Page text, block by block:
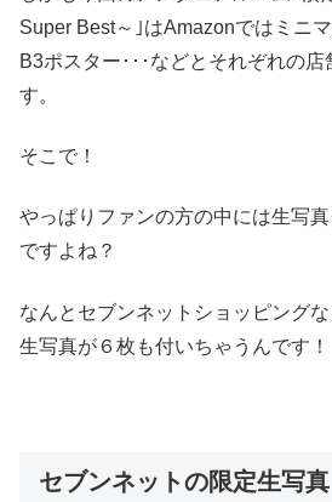
Super Best～｣はAmazonではミニ
B3ポスター･･･などとそれぞれの
す。
そこで！
やっぱりファンの方の中には生写
ですよね？
なんとセブンネットショッピング
生写真が６枚も付いちゃうんです！
セブンネットの限定生写真